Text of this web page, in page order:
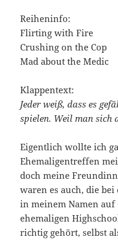
Reiheninfo:
Flirting with Fire
Crushing on the Cop
Mad about the Medic
Klappentext:
Jeder weiß, dass es
spielen. Weil man sich
Eigentlich wollte ich
Ehemaligentreffen
doch meine
waren es auch, die
in meinem Namen
ehemaligen
richtig gehört, selbst